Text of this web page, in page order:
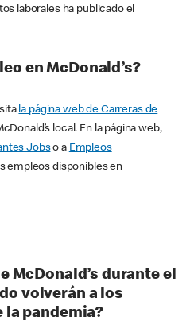
laborales ha publicado el
en McDonald’s?
la página web de Carreras de
local. En la página web,
Jobso a Empleos
empleos disponibles en
McDonald’s durante el
volverán a los
la pandemia?